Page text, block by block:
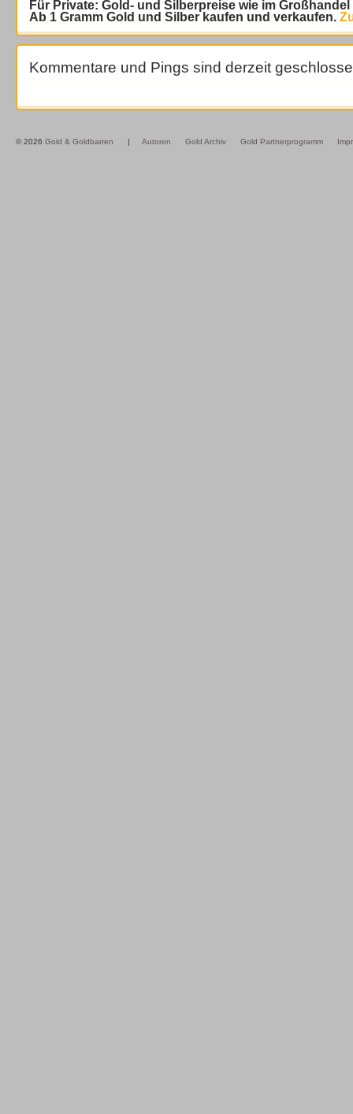
Für Private: Gold- und Silberpreise wie im
Ab 1 Gramm Gold und Silber kaufen und verkaufen.
Kommentare und Pings sind derzeit
© 2026 Gold & Goldbarren | Autoren Gold Archiv Gold Partnerprogramm